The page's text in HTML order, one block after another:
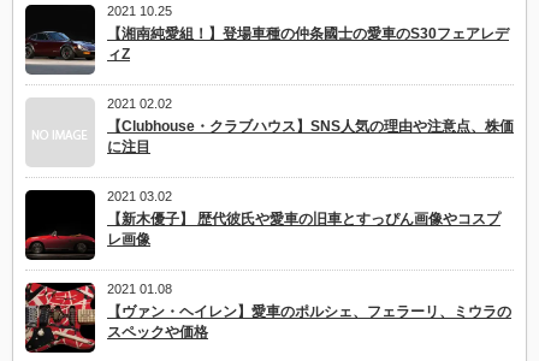
2021 10.25
【湘南純愛組！】登場車種の仲条國士の愛車のS30フェアレデ
ィZ
2021 02.02
【Clubhouse・クラブハウス】SNS人気の理由や注意点、株価
に注目
2021 03.02
【新木優子】 歴代彼氏や愛車の旧車とすっぴん画像やコスプ
レ画像
2021 01.08
【ヴァン・ヘイレン】愛車のポルシェ、フェラーリ、ミウラの
スペックや価格